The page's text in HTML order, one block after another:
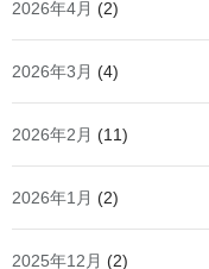
2026年4月 (2)
2026年3月 (4)
2026年2月 (11)
2026年1月 (2)
2025年12月 (2)